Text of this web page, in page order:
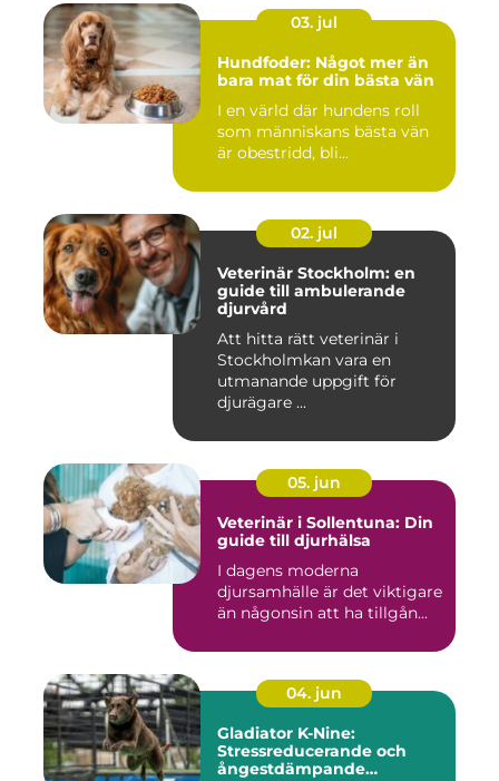
03. jul
Hundfoder: Något mer än
bara mat för din bästa vän
I en värld där hundens roll
som människans bästa vän
är obestridd, bli...
02. jul
Veterinär Stockholm: en
guide till ambulerande
djurvård
Att hitta rätt veterinär i
Stockholmkan vara en
utmanande uppgift för
djurägare ...
05. jun
Veterinär i Sollentuna: Din
guide till djurhälsa
I dagens moderna
djursamhälle är det viktigare
än någonsin att ha tillgån...
04. jun
Gladiator K-Nine:
Stressreducerande och
ångestdämpande